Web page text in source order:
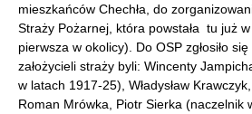
mieszkańców Chechła, do
Straży Pożarnej, która powstała tu już
pierwsza w okolicy). Do OSP zgłosiło
założycieli straży byli: Wincenty
w latach 1917-25), Władysław
Roman Mrówka, Piotr Sierka (naczelnik